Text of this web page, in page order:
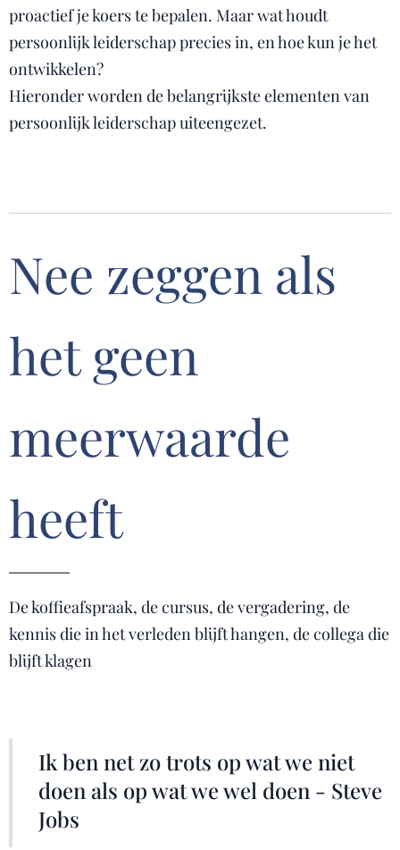
proactief je koers te bepalen. Maar wat houdt
persoonlijk leiderschap precies in, en hoe kun je het
ontwikkelen?
Hieronder worden de belangrijkste elementen van
persoonlijk leiderschap uiteengezet.
Nee zeggen als
het geen
meerwaarde
heeft
De koffieafspraak, de cursus, de vergadering, de
kennis die in het verleden blijft hangen, de collega die
blijft klagen
Ik ben net zo trots op wat we niet
doen als op wat we wel doen - Steve
Jobs